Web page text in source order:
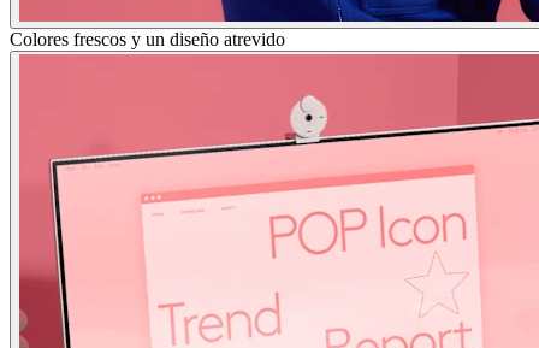
Colores frescos y un diseño atrevido